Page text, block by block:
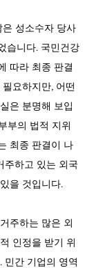
성소수자 당사
습니다. 국민건강
따라 최종 판결
요하지만, 어떤
은 분명해 보입
부의 법적 지위
최종 판결이 나
주하고 있는 외국
을 것입니다.
주하는 많은 외
인정을 받기 위
민간 기업의 영역